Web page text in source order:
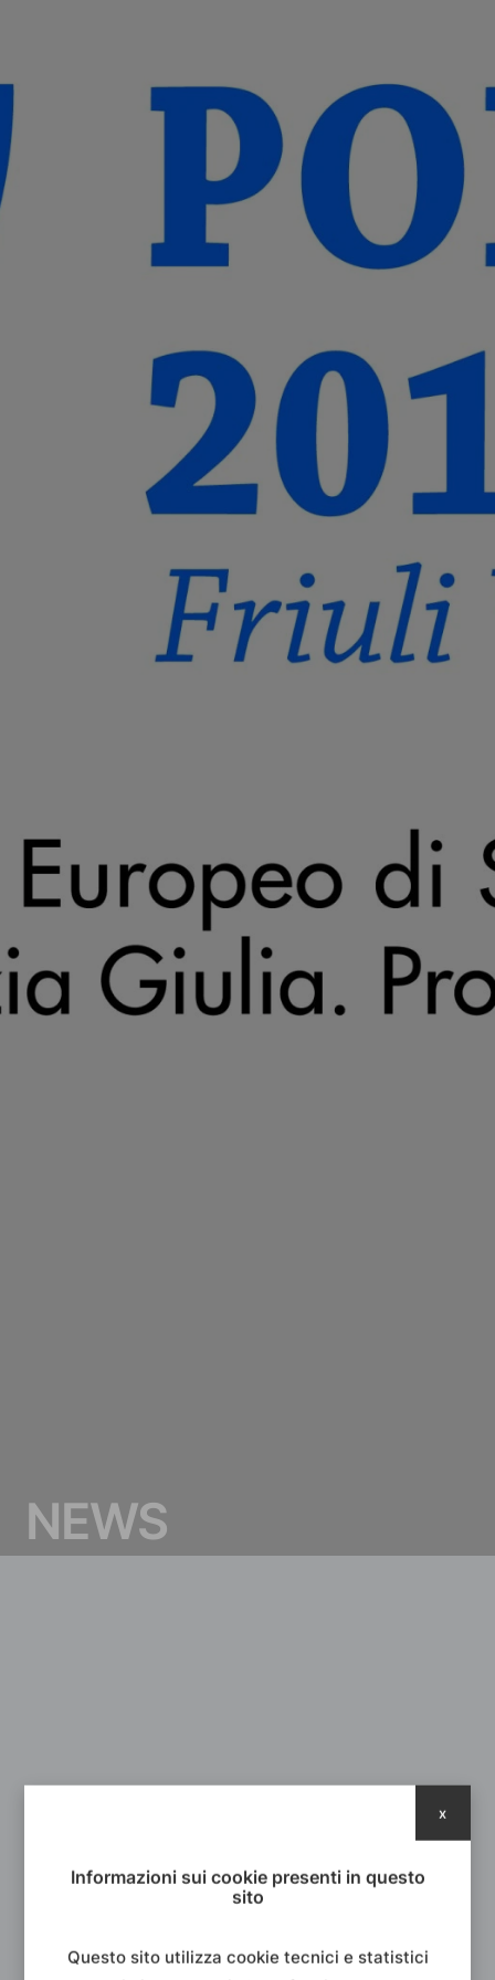
NEWS
Informazioni sui cookie presenti in questo
sito
Questo sito utilizza cookie tecnici e statistici
x